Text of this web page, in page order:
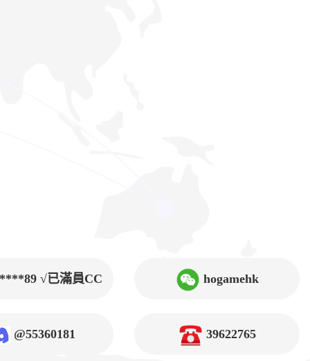
√已滿員CC hogamehk
@55360181 39622765